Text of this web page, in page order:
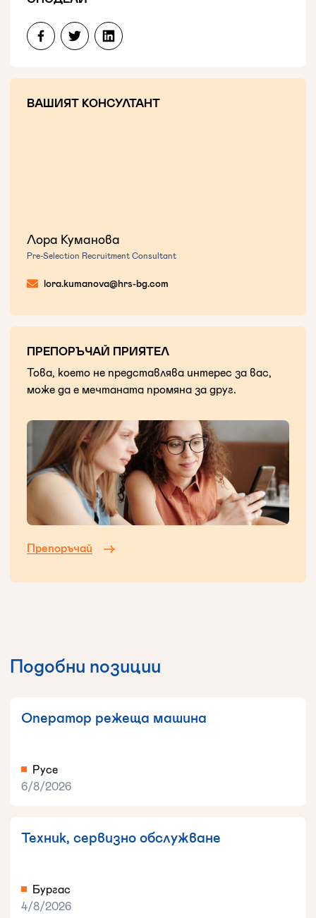
ВАШИЯТ КОНСУЛТАНТ
Лора Куманова
Pre-Selection Recruitment Consultant
lora.kumanova@hrs-bg.com
ПРЕПОРЪЧАЙ ПРИЯТЕЛ
Това, което не представлява интерес за вас,
може да е мечтаната промяна за друг.
Препоръчай
Подобни позиции
Оператор режеща машина
Русе
6/8/2026
Техник, сервизно обслужване
Бургас
4/8/2026